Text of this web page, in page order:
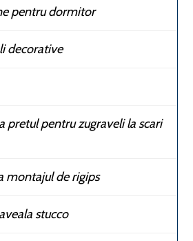
pentru dormitor
decorative
pretul pentru zugraveli la scari
montajul de rigips
stucco